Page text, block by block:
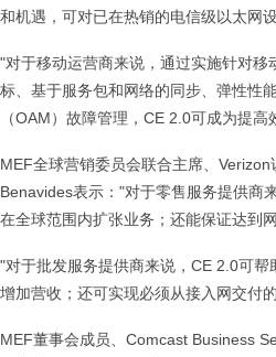
和机遇，可对已在热销的电信级以太网
"对于移动运营商来说，通过实施针对移
标、基于服务包和网络的同步、弹性性
（OAM）故障管理，CE 2.0可成为提
MEF全球营销委员会联合主席、
Benavides表示："对于零售服务提供商
在全球范围内扩张业务；还能保证达到
"对于批发服务提供商来说，CE 2.0可帮
增加营收；还可实现必须从接入网交付
MEF董事会成员、Comcast Business